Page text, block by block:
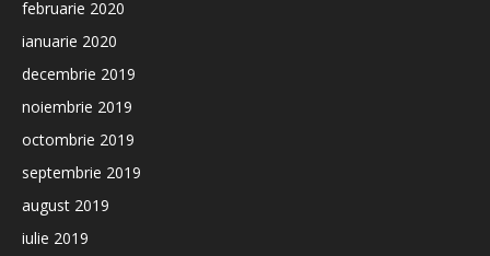
februarie 2020
ianuarie 2020
decembrie 2019
noiembrie 2019
octombrie 2019
septembrie 2019
august 2019
iulie 2019